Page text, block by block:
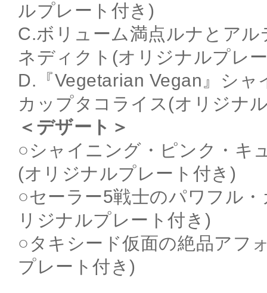
ルプレート付き)
C.ボリューム満点ルナとア
ネディクト(オリジナルプレ
D.『Vegetarian Vegan』シャ
カップタコライス(オリジナ
＜デザート＞
○シャイニング・ピンク・キ
(オリジナルプレート付き)
○セーラー5戦士のパワフル
リジナルプレート付き)
○タキシード仮面の絶品アフ
プレート付き)